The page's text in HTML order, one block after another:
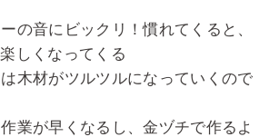
の音にビックリ！慣れてくると、
しくなってくる
木材がツルツルになっていくので
業が早くなるし、金ヅチで作るよ